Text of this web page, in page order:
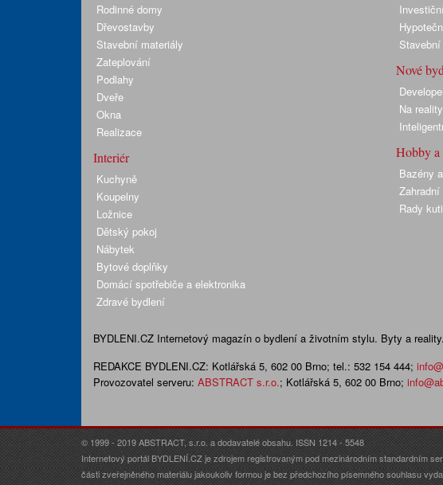
Rodinné domy
Dřevostavby
Stavební materiály
Zateplování
Podlahy
Dveře
Okna
Realizace
Interiér
Kuchyně
Koupelny
Ložnice
Dětský pokoj
Nábytek
Bytové doplňky
Domácí spotřebiče a elektronika
Zdravé bydlení
Nové
Na
Hobby a
Bazény
Rady
BYDLENI.CZ Internetový magazín o bydlení a životním stylu. Byty a
REDAKCE BYDLENI.CZ: Kotlářská 5, 602 00 Brno; tel.: 532 154 444;
Provozovatel serveru: ABSTRACT s.r.o.; Kotlářská 5, 602 00 Brno;
© 1999 - 2019 ABSTRACT, s.r.o. a dodavatelé obsahu. ISSN 1214 - 5548
Internetový portál BYDLENÍ.CZ je zdrojem registrovaným pod mezinárodním standardním
části zveřejněného materiálu jakoukoliv formou je bez předchozího písemného souhlasu